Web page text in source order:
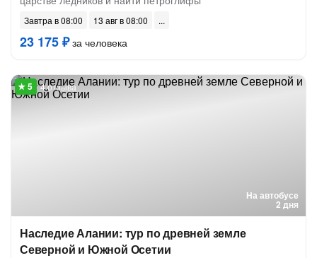
Завтра в 08:00 13 авг в 08:00
23 175 ₽за человека
На автобусе
2 дня
4 отзыва
Наследие Алании: тур по древней земле
Северной и Южной Осетии